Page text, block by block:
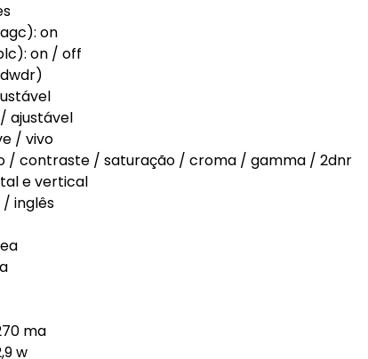
on
on / off
ajustável
/ vivo
/ contraste / saturação / croma / gamma / 2dnr
e vertical
/ inglês
ma
w